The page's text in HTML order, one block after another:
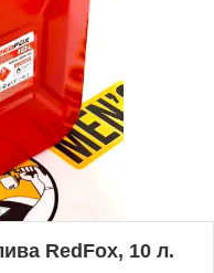
RedFox, 10 л.